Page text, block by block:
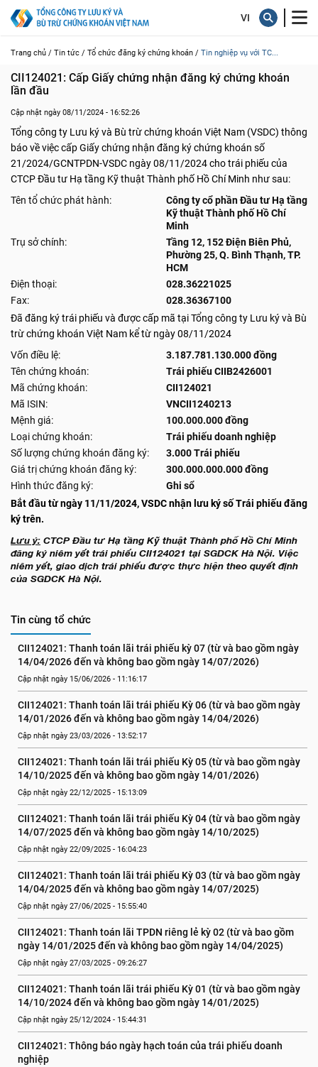
Trang chủ / Tin tức / Tổ chức đăng ký chứng khoán / Tin nghiệp vụ với TC...
CII124021: Cấp Giấy chứng nhận đăng ký chứng khoán
lần đầu
Cập nhật ngày 08/11/2024 - 16:52:26
Tổng công ty Lưu ký và Bù trừ chứng khoán Việt Nam (VSDC) thông
báo về việc cấp Giấy chứng nhận đăng ký chứng khoán số
21/2024/GCNTPDN-VSDC ngày 08/11/2024 cho trái phiếu của
CTCP Đầu tư Hạ tầng Kỹ thuật Thành phố Hồ Chí Minh như sau:
Tên tổ chức phát hành:
Công ty cổ phần Đầu tư Hạ tầng
Kỹ thuật Thành phố Hồ Chí
Minh
Trụ sở chính:
Tầng 12, 152 Điện Biên Phủ,
Phường 25, Q. Bình Thạnh, TP.
HCM
Điện thoại:
028.36221025
Fax:
028.36367100
Đã đăng ký trái phiếu và được cấp mã tại Tổng công ty Lưu ký và Bù
trừ chứng khoán Việt Nam kể từ ngày 08/11/2024
Vốn điều lệ:
3.187.781.130.000 đồng
Tên chứng khoán:
Trái phiếu CIIB2426001
Mã chứng khoán:
CII124021
Mã ISIN:
VNCII1240213
Mệnh giá:
100.000.000 đồng
Loại chứng khoán:
Trái phiếu doanh nghiệp
Số lượng chứng khoán đăng ký:
3.000 Trái phiếu
Giá trị chứng khoán đăng ký:
300.000.000.000 đồng
Hình thức đăng ký:
Ghi sổ
Bắt đầu từ ngày 11/11/2024, VSDC nhận lưu ký số Trái phiếu đăng
ký trên.
Lưu ý: CTCP Đầu tư Hạ tầng Kỹ thuật Thành phố Hồ Chí Minh
đăng ký niêm yết trái phiếu CII124021 tại SGDCK Hà Nội. Việc
niêm yết, giao dịch trái phiếu được thực hiện theo quyết định
của SGDCK Hà Nội.
Tin cùng tổ chức
CII124021: Thanh toán lãi trái phiếu kỳ 07 (từ và bao gồm ngày
14/04/2026 đến và không bao gồm ngày 14/07/2026)
Cập nhật ngày 15/06/2026 - 11:16:17
CII124021: Thanh toán lãi trái phiếu Kỳ 06 (từ và bao gồm ngày
14/01/2026 đến và không bao gồm ngày 14/04/2026)
Cập nhật ngày 23/03/2026 - 13:52:17
CII124021: Thanh toán lãi trái phiếu Kỳ 05 (từ và bao gồm ngày
14/10/2025 đến và không bao gồm ngày 14/01/2026)
Cập nhật ngày 22/12/2025 - 15:13:09
CII124021: Thanh toán lãi trái phiếu Kỳ 04 (từ và bao gồm ngày
14/07/2025 đến và không bao gồm ngày 14/10/2025)
Cập nhật ngày 22/09/2025 - 16:04:23
CII124021: Thanh toán lãi trái phiếu Kỳ 03 (từ và bao gồm ngày
14/04/2025 đến và không bao gồm ngày 14/07/2025)
Cập nhật ngày 27/06/2025 - 15:55:40
CII124021: Thanh toán lãi TPDN riêng lẻ kỳ 02 (từ và bao gồm
ngày 14/01/2025 đến và không bao gồm ngày 14/04/2025)
Cập nhật ngày 27/03/2025 - 09:26:27
CII124021: Thanh toán lãi trái phiếu Kỳ 01 (từ và bao gồm ngày
14/10/2024 đến và không bao gồm ngày 14/01/2025)
Cập nhật ngày 25/12/2024 - 15:44:31
CII124021: Thông báo ngày hạch toán của trái phiếu doanh
nghiệp